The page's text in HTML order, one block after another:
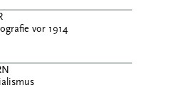
vor 1914